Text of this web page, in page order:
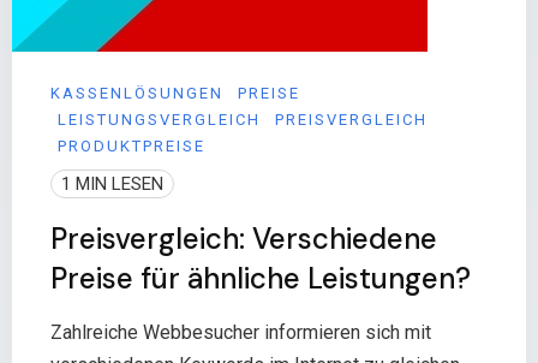
KASSENLÖSUNGEN
PREISE
LEISTUNGSVERGLEICH
PREISVERGLEICH
PRODUKTPREISE
1 MIN LESEN
Preisvergleich: Verschiedene
Preise für ähnliche Leistungen?
Zahlreiche Webbesucher informieren sich mit